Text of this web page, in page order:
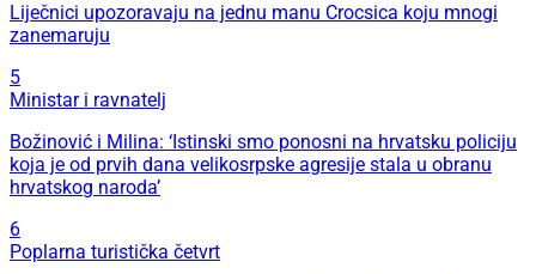
Liječnici upozoravaju na jednu manu Crocsica koju mnogi
zanemaruju
5
Ministar i ravnatelj
Božinović i Milina: ‘Istinski smo ponosni na hrvatsku policiju
koja je od prvih dana velikosrpske agresije stala u obranu
hrvatskog naroda’
6
Poplarna turistička četvrt